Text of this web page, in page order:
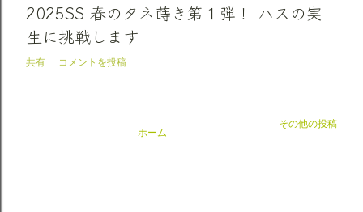
2025SS 春のタネ蒔き第１弾！ ハスの実
生に挑戦します
共有 コメントを投稿
ホーム
その他の投稿